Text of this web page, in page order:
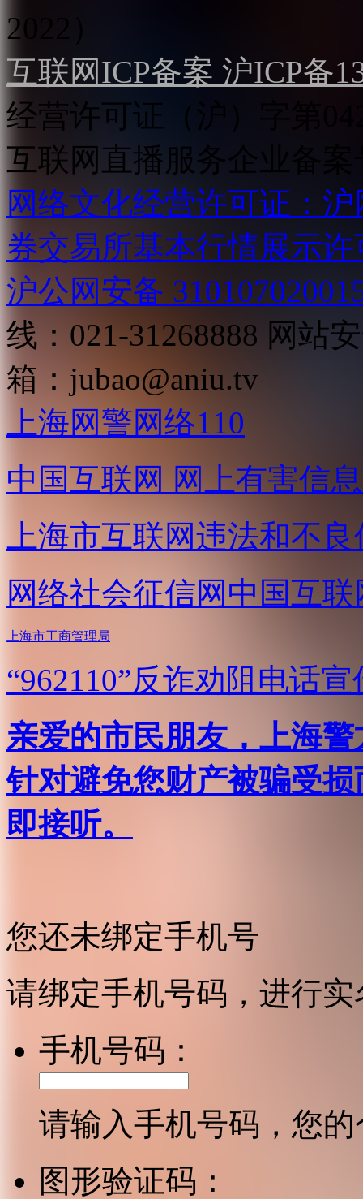
2022）
互联网ICP备案 沪ICP备
经营许可证（沪）字第
互联网直播服务企业备案
网络文化经营许可证：
券交易所基本行情展示许
沪公网安备
线：021-31268888 网站
箱： jubao@aniu.tv
上海网警网络110
中国互联网 网上有害信
上海市互联网违法和不
网络社会征信网 中国互
上海市工商管理局
“962110”反诈劝阻电话宣
亲爱的市民朋友，上海
针对避免您财产被骗受
即接听。
您还未绑定手机号
请绑定手机号码，进行
手机号码：
请输入手机号码，您
图形验证码：